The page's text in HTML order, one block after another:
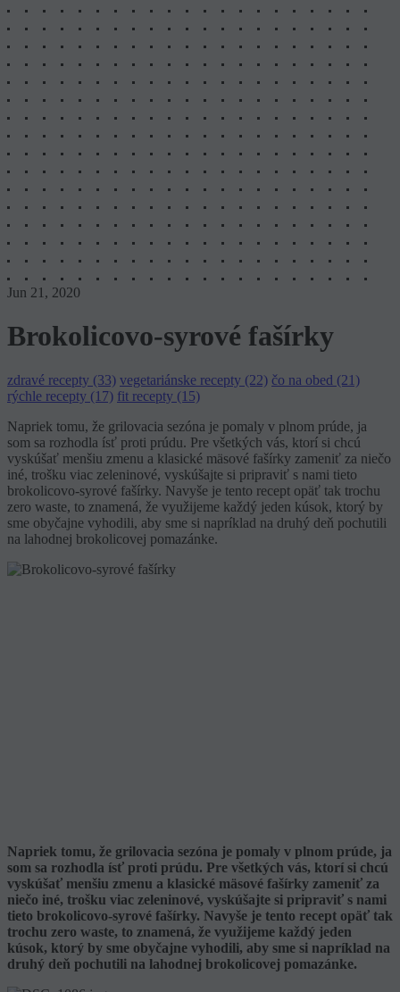
Jun 21, 2020
Brokolicovo-syrové fašírky
zdravé recepty (33) vegetariánske recepty (22) čo na obed (21)
rýchle recepty (17) fit recepty (15)
Napriek tomu, že grilovacia sezóna je pomaly v plnom prúde, ja
som sa rozhodla ísť proti prúdu. Pre všetkých vás, ktorí si chcú
vyskúšať menšiu zmenu a klasické mäsové fašírky zameniť za niečo
iné, trošku viac zeleninové, vyskúšajte si pripraviť s nami tieto
brokolicovo-syrové fašírky. Navyše je tento recept opäť tak trochu
zero waste, to znamená, že využijeme každý jeden kúsok, ktorý by
sme obyčajne vyhodili, aby sme si napríklad na druhý deň pochutili
na lahodnej brokolicovej pomazánke.
Napriek tomu, že grilovacia sezóna je pomaly v plnom prúde, ja
som sa rozhodla ísť proti prúdu. Pre všetkých vás, ktorí si chcú
vyskúšať menšiu zmenu a klasické mäsové fašírky zameniť za
niečo iné, trošku viac zeleninové, vyskúšajte si pripraviť s nami
tieto brokolicovo-syrové fašírky. Navyše je tento recept opäť tak
trochu zero waste, to znamená, že využijeme každý jeden
kúsok, ktorý by sme obyčajne vyhodili, aby sme si napríklad na
druhý deň pochutili na lahodnej brokolicovej pomazánke.